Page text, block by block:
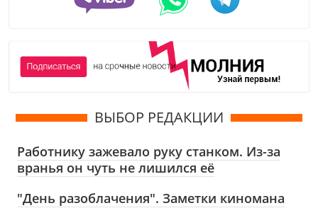
ВЫБОР РЕДАКЦИИ
Работнику зажевало руку станком. Из-за
вранья он чуть не лишился её
"День разоблачения". Заметки киномана